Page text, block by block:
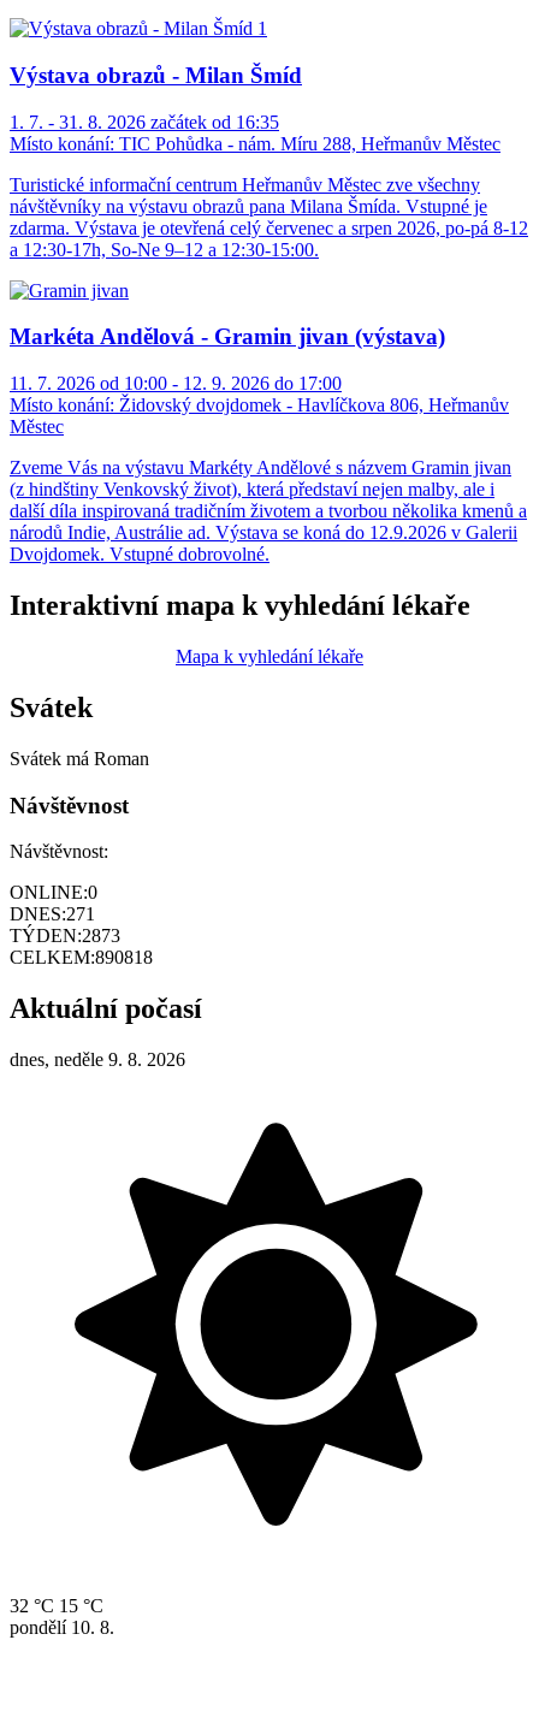
Výstava obrazů - Milan Šmíd
1. 7. - 31. 8. 2026 začátek od 16:35
Místo konání: TIC Pohůdka - nám. Míru 288, Heřmanův Městec
Turistické informační centrum Heřmanův Městec zve všechny
návštěvníky na výstavu obrazů pana Milana Šmída. Vstupné je
zdarma. Výstava je otevřená celý červenec a srpen 2026, po-pá 8-12
a 12:30-17h, So-Ne 9–12 a 12:30-15:00.
Markéta Andělová - Gramin jivan (výstava)
11. 7. 2026 od 10:00 - 12. 9. 2026 do 17:00
Místo konání: Židovský dvojdomek - Havlíčkova 806, Heřmanův
Městec
Zveme Vás na výstavu Markéty Andělové s názvem Gramin jivan
(z hindštiny Venkovský život), která představí nejen malby, ale i
další díla inspirovaná tradičním životem a tvorbou několika kmenů a
národů Indie, Austrálie ad. Výstava se koná do 12.9.2026 v Galerii
Dvojdomek. Vstupné dobrovolné.
Interaktivní mapa k vyhledání lékaře
Mapa k vyhledání lékaře
Svátek
Svátek má Roman
Návštěvnost
Návštěvnost:
ONLINE:0
DNES:271
TÝDEN:2873
CELKEM:890818
Aktuální počasí
dnes, neděle 9. 8. 2026
32 °C 15 °C
pondělí 10. 8.